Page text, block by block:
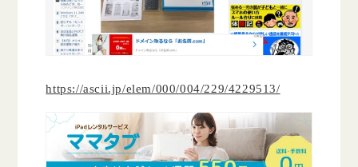
https://ascii.jp/elem/000/004/229/4229513/